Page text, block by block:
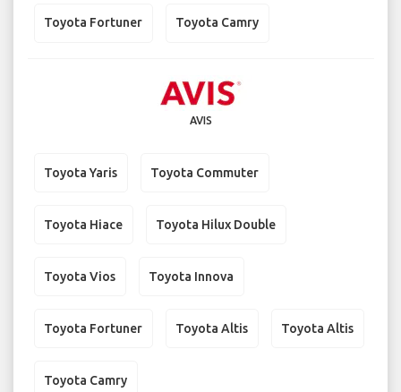
Toyota Fortuner Toyota Camry
AVIS
Toyota Yaris Toyota Commuter
Toyota Hiace Toyota Hilux Double
Toyota Vios Toyota Innova
Toyota Fortuner Toyota Altis Toyota Altis
Toyota Camry